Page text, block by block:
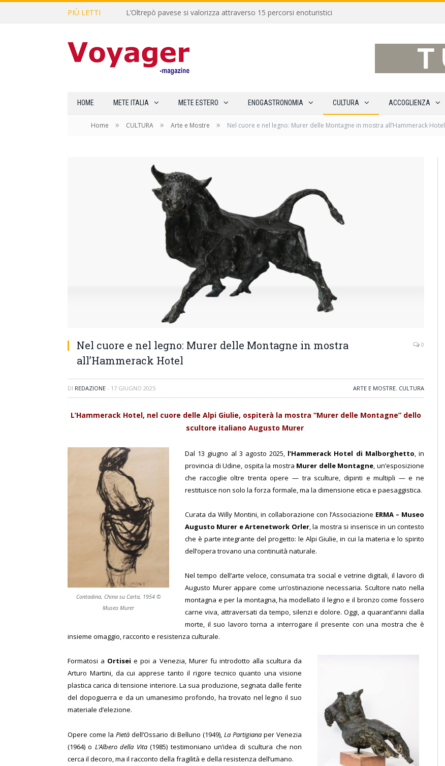
PIÙ LETTI L’Oltrepò pavese si valorizza attraverso 15 percorsi enoturistici
HOME METE ITALIA METE ESTERO ENOGASTRONOMIA CULTURA ACCOGLIENZA
Home » CULTURA » Arte e Mostre » Nel cuore e nel legno: Murer delle Montagne in mostra all’Hammerack Hotel
Nel cuore e nel legno: Murer delle Montagne in mostra
all’Hammerack Hotel
0
DI REDAZIONE - 17 GIUGNO 2025 ARTE E MOSTRE, CULTURA
L’Hammerack Hotel, nel cuore delle Alpi Giulie, ospiterà la mostra “Murer delle Montagne” dello
scultore italiano Augusto Murer
Contadina, China su Carta, 1954 ©
Museo Murer
Dal 13 giugno al 3 agosto 2025, l’Hammerack Hotel di Malborghetto, in
provincia di Udine, ospita la mostra Murer delle Montagne, un’esposizione
che raccoglie oltre trenta opere — tra sculture, dipinti e multipli — e ne
restituisce non solo la forza formale, ma la dimensione etica e paesaggistica.
Curata da Willy Montini, in collaborazione con l’Associazione ERMA – Museo
Augusto Murer e Artenetwork Orler, la mostra si inserisce in un contesto
che è parte integrante del progetto: le Alpi Giulie, in cui la materia e lo spirito
dell’opera trovano una continuità naturale.
Nel tempo dell’arte veloce, consumata tra social e vetrine digitali, il lavoro di
Augusto Murer appare come un’ostinazione necessaria. Scultore nato nella
montagna e per la montagna, ha modellato il legno e il bronzo come fossero
carne viva, attraversati da tempo, silenzi e dolore. Oggi, a quarant’anni dalla
morte, il suo lavoro torna a interrogare il presente con una mostra che è
insieme omaggio, racconto e resistenza culturale.
Formatosi a Ortisei e poi a Venezia, Murer fu introdotto alla scultura da
Arturo Martini, da cui apprese tanto il rigore tecnico quanto una visione
plastica carica di tensione interiore. La sua produzione, segnata dalle ferite
del dopoguerra e da un umanesimo profondo, ha trovato nel legno il suo
materiale d’elezione.
Opere come la Pietàdell’Ossario di Belluno (1949),La Partigiana per Venezia
(1964) o L’Albero della Vita(1985) testimoniano un’idea di scultura che non
cerca il decoro, ma il racconto della fragilità e della resistenza dell’umano.